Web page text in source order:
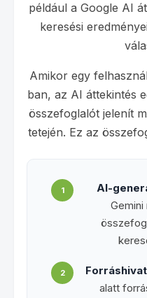
például a Google AI
keresési
Amikor egy
ban, az AI áttekintés
összefoglalót jelenít
tetején. Ez az
1 AI-
2
alatt